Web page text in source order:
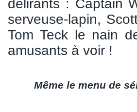
délirants : Captain
serveuse-lapin,
Tom Teck le nain
amusants à voir !
Même le menu de